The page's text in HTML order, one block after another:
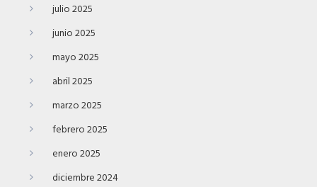
julio 2025
junio 2025
mayo 2025
abril 2025
marzo 2025
febrero 2025
enero 2025
diciembre 2024